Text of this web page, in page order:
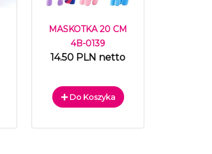
MASKOTKA 20 CM
4B-0139
14.50 PLN netto
Do Koszyka